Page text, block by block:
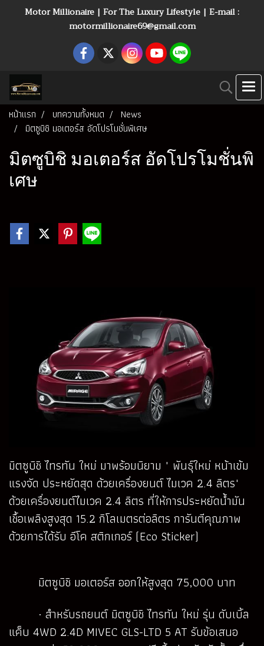
Motor Millionaire | For The Luxury Lifestyle | E-mail :
motormillionaire69@gmail.com
หน้าแรก บทความทั้งหมด
News
มิตซูบิชิ มอเตอร์ส อัดโปรโมชั่นพิเศษ
มิตซูบิชิ มอเตอร์ส อัดโปรโมชั่นพิ
เศษ
มิตซูบิชิ ไทรทัน ใหม่ มาพร้อมนิยาม " พันธุ์ใหม่ หน้าเข้ม
แรงจัด ประหยัดสุด ด้วยเครื่องยนต์ ไมเวค 2.4 ลิตร"
ด้วยเครื่องยนต์ไมเวค 2.4 ลิตร ที่ให้การประหยัดน้ำมัน
เชื้อเพลิงสูงสุด 15.2 กิโลเมตรต่อลิตร การันตีคุณภาพ
ด้วยการได้รับ อีโค สติกเกอร์ (Eco Sticker)
มิตซูบิชิ มอเตอร์ส ออกให้สูงสุด 75,000 บาท
· สำหรับรถยนต์ มิตซูบิชิ ไทรทัน ใหม่ รุ่น ดับเบิ้ล
แค็บ 4WD 2.4D MIVEC GLS-LTD 5 AT รับข้อเสนอ